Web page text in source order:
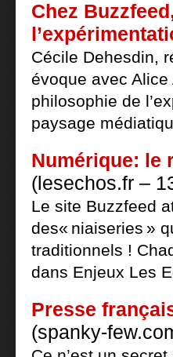
Chez
Cécile Dehesdin,
évoque avec
philosophie de
paysage
Numérique: le
(lesechos.fr –
Le site Buzzfeed
des« niaiseries »
traditionnels !
dans Enjeux Les
Presse
(spanky-